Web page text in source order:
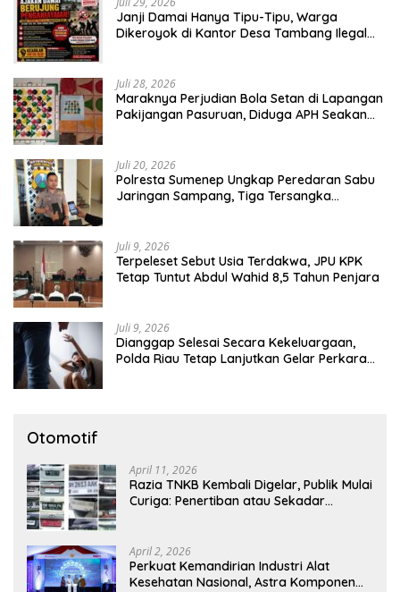
Janji Damai Hanya Tipu-Tipu, Warga
Dikeroyok di Kantor Desa Tambang Ilegal
Juli 28, 2026
Maraknya Perjudian Bola Setan di Lapangan
Pakijangan Pasuruan, Diduga APH Seakan
Juli 20, 2026
Polresta Sumenep Ungkap Peredaran Sabu
Jaringan Sampang, Tiga Tersangka
Juli 9, 2026
Terpeleset Sebut Usia Terdakwa, JPU KPK
Tetap Tuntut Abdul Wahid 8,5 Tahun Penjara
Juli 9, 2026
Dianggap Selesai Secara Kekeluargaan,
Polda Riau Tetap Lanjutkan Gelar Perkara
Otomotif
April 11, 2026
Razia TNKB Kembali Digelar, Publik Mulai
Curiga: Penertiban atau Sekadar
April 2, 2026
Perkuat Kemandirian Industri Alat
Kesehatan Nasional, Astra Komponen